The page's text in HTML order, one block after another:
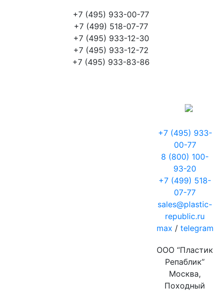
+7 (495) 933-00-77
+7 (499) 518-07-77
+7 (495) 933-12-30
+7 (495) 933-12-72
+7 (495) 933-83-86
+7 (495) 933-
00-77
8 (800) 100-
93-20
+7 (499) 518-
07-77
sales@plastic-
republic.ru
max / telegram
ООО “Пластик
Репаблик”
Москва,
Походный